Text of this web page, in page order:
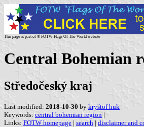
This page is part of © FOTW Flags Of The World website
Central Bohemian
Středočeský kraj
Last modified: 2018-10-30 by kryštof huk
Keywords: central bohemian region |
Links: FOTW homepage | search | disclaimer and